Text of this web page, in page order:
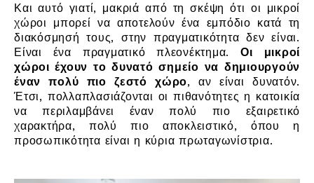
Και αυτό γιατί, μακριά από τη σκέψη ότι οι μικροί
χώροι μπορεί να αποτελούν ένα εμπόδιο κατά τη
διακόσμησή τους, στην πραγματικότητα δεν είναι.
Είναι ένα πραγματικό πλεονέκτημα.Οι μικροί
χώροι έχουν το δυνατό σημείο να δημιουργούν
έναν πολύ πιο ζεστό χώρο, αν είναι δυνατόν.
Έτσι, πολλαπλασιάζονται οι πιθανότητες η κατοικία
να περιλαμβάνει έναν πολύ πιο εξαιρετικό
χαρακτήρα, πολύ πιο αποκλειστικό, όπου η
προσωπικότητα είναι η κύρια πρωταγωνίστρια.